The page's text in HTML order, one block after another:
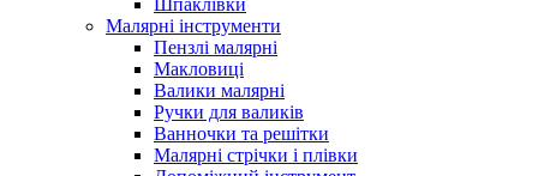
Шпаклівки
Малярні інструменти
Пензлі малярні
Макловиці
Валики малярні
Ручки для валиків
Ванночки та решітки
Малярні стрічки і плівки